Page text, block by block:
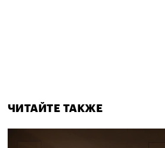
ЧИТАЙТЕ ТАКЖЕ